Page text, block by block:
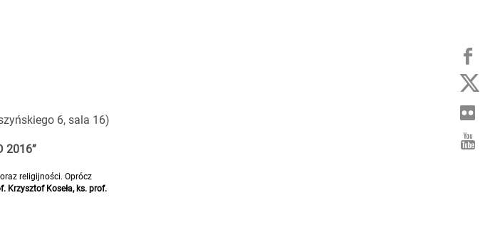
6, sala 16)
2016”
religijności. Oprócz
Krzysztof Koseła, ks. prof.